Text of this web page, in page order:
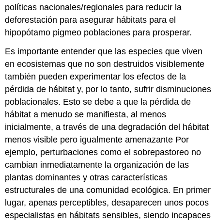
políticas nacionales/regionales para reducir la
deforestación para asegurar hábitats para el
hipopótamo pigmeo poblaciones para prosperar.
Es importante entender que las especies que viven
en ecosistemas que no son destruidos visiblemente
también pueden experimentar los efectos de la
pérdida de hábitat y, por lo tanto, sufrir disminuciones
poblacionales. Esto se debe a que la pérdida de
hábitat a menudo se manifiesta, al menos
inicialmente, a través de una degradación del hábitat
menos visible pero igualmente amenazante Por
ejemplo, perturbaciones como el sobrepastoreo no
cambian inmediatamente la organización de las
plantas dominantes y otras características
estructurales de una comunidad ecológica. En primer
lugar, apenas perceptibles, desaparecen unos pocos
especialistas en hábitats sensibles, siendo incapaces